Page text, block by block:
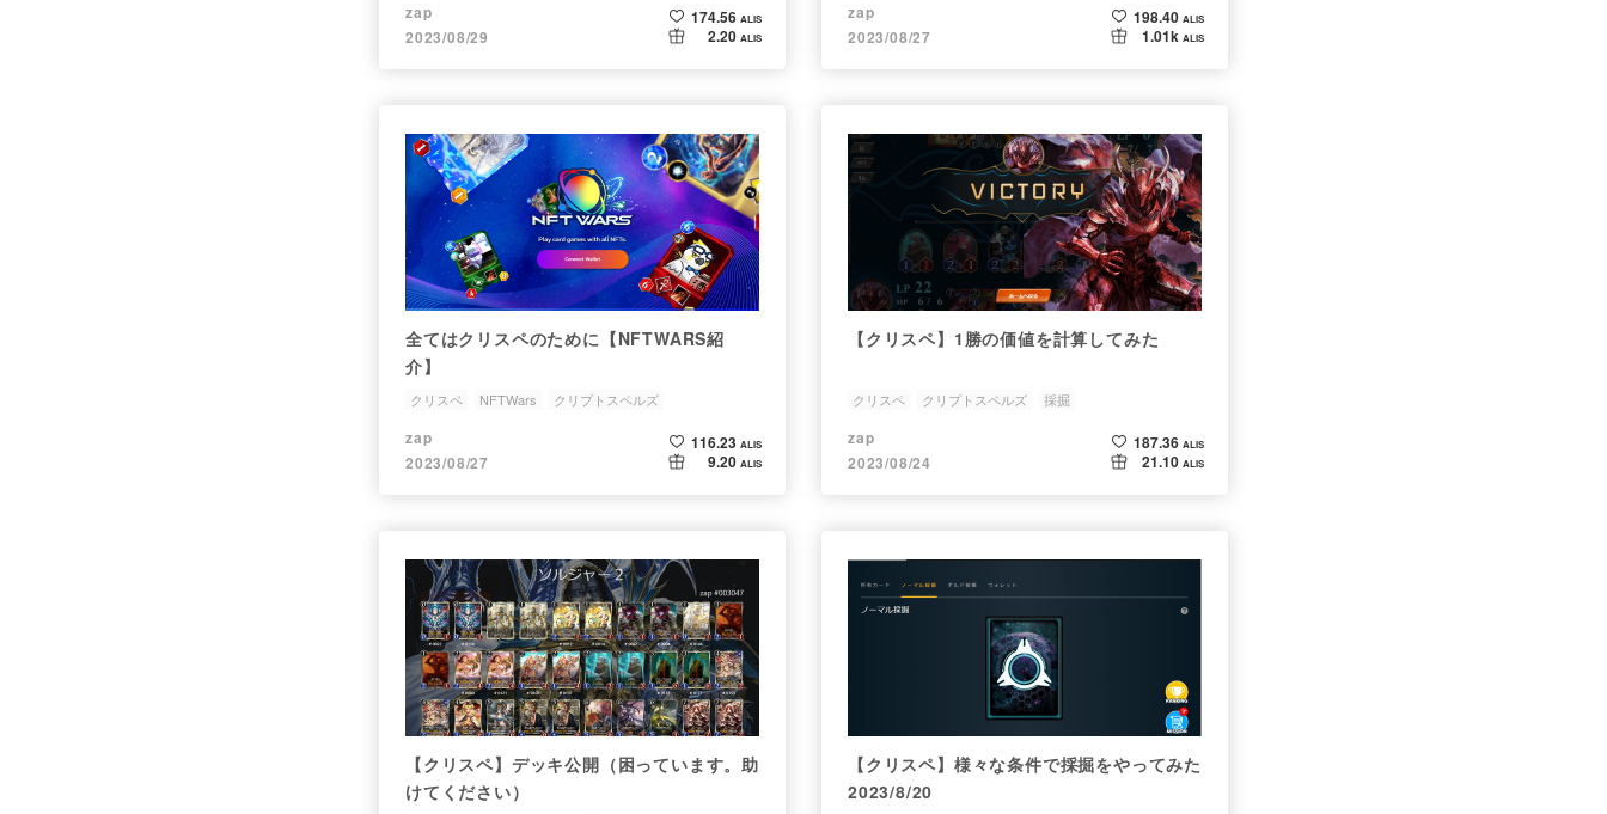
zap
2023/08/29
174.56 ALIS
2.20 ALIS
zap
2023/08/27
198.40 ALIS
1.01k ALIS
全てはクリスペのために【NFTWARS紹
介】
クリスペ NFTWars クリプトスペルズ
zap
2023/08/27
116.23 ALIS
9.20 ALIS
【クリスペ】1勝の価値を計算してみた
クリスペ クリプトスペルズ 採掘
zap
2023/08/24
187.36 ALIS
21.10 ALIS
【クリスペ】デッキ公開（困っています。助
けてください）
【クリスペ】様々な条件で採掘をやってみた
2023/8/20